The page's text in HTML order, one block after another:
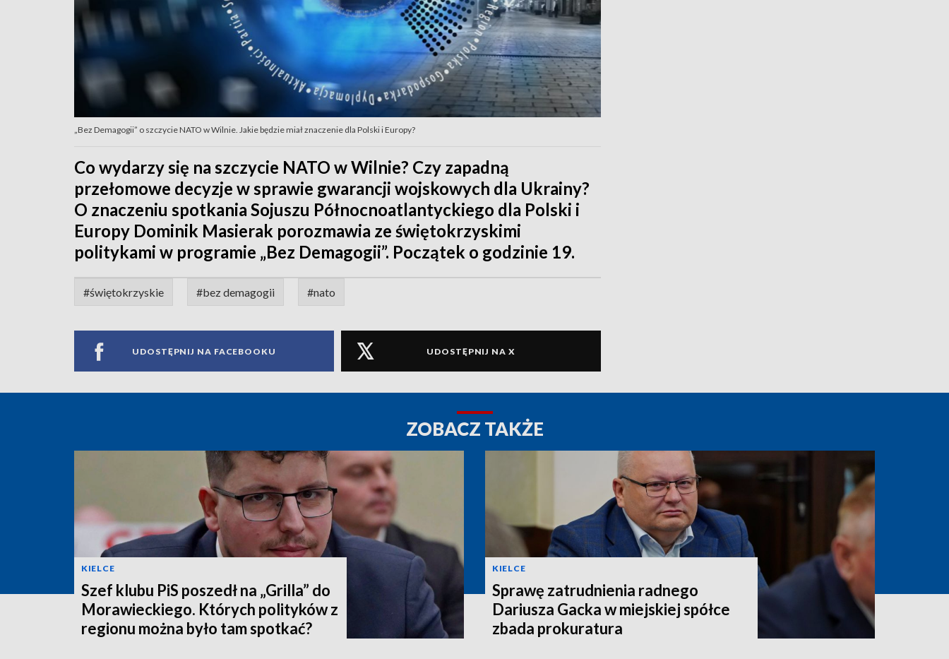
„Bez Demagogii” o szczycie NATO w Wilnie. Jakie będzie miał znaczenie dla Polski i Europy?
Co wydarzy się na szczycie NATO w Wilnie? Czy zapadną
przełomowe decyzje w sprawie gwarancji wojskowych dla Ukrainy?
O znaczeniu spotkania Sojuszu Północnoatlantyckiego dla Polski i
Europy Dominik Masierak porozmawia ze świętokrzyskimi
politykami w programie „Bez Demagogii”. Początek o godzinie 19.
#świętokrzyskie #bez demagogii #nato
UDOSTĘPNIJ NA FACEBOOKU UDOSTĘPNIJ NA X
ZOBACZ TAKŻE
KIELCE
Szef klubu PiS poszedł na „Grilla” do
Morawieckiego. Których polityków z
regionu można było tam spotkać?
KIELCE
Sprawę zatrudnienia radnego
Dariusza Gacka w miejskiej spółce
zbada prokuratura